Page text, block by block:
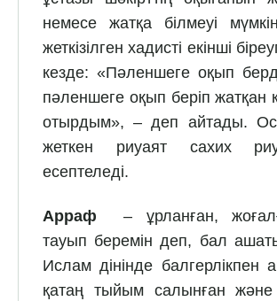
немесе жатқа білмеуі
жеткізілген хадисті екінші
кезде: «Пәленшеге оқып
пәленшеге оқып беріп жатқан
отырдым», – деп айтады.
жеткен риуаят сахих
есептеледі.
Арраф – ұрланған,
тауып беремін деп, бал
Ислам дінінде балгерлікпен
қатаң тыйым салынған